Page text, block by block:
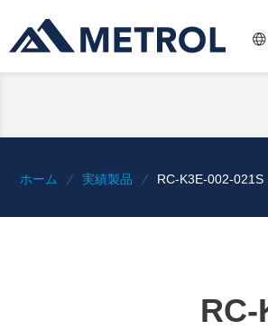
ホーム 実績製品 RC-K3E-002-021S
RC-